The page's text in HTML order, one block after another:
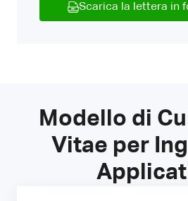
Scarica la lettera in
Modello di
Vitae per